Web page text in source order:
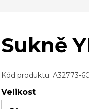
Sukně
Kód produktu: A32773-
Velikost